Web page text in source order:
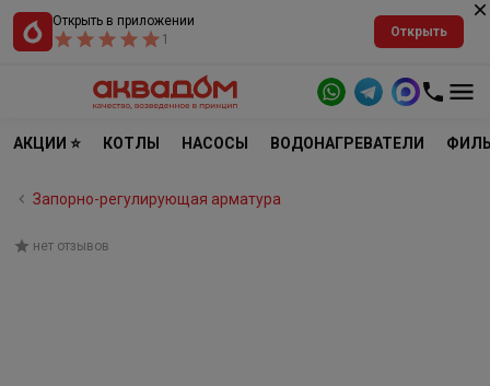
Открыть в приложении
1
Открыть
АКЦИИ ⭐ КОТЛЫ НАСОСЫ ВОДОНАГРЕВАТЕЛИ
Запорно-регулирующая арматура
нет отзывов